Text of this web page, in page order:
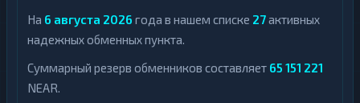
На 6 августа 2026 года в нашем списке 27активных
надежных обменных пункта.
Суммарный резерв обменников составляет 65 151 221
NEAR.